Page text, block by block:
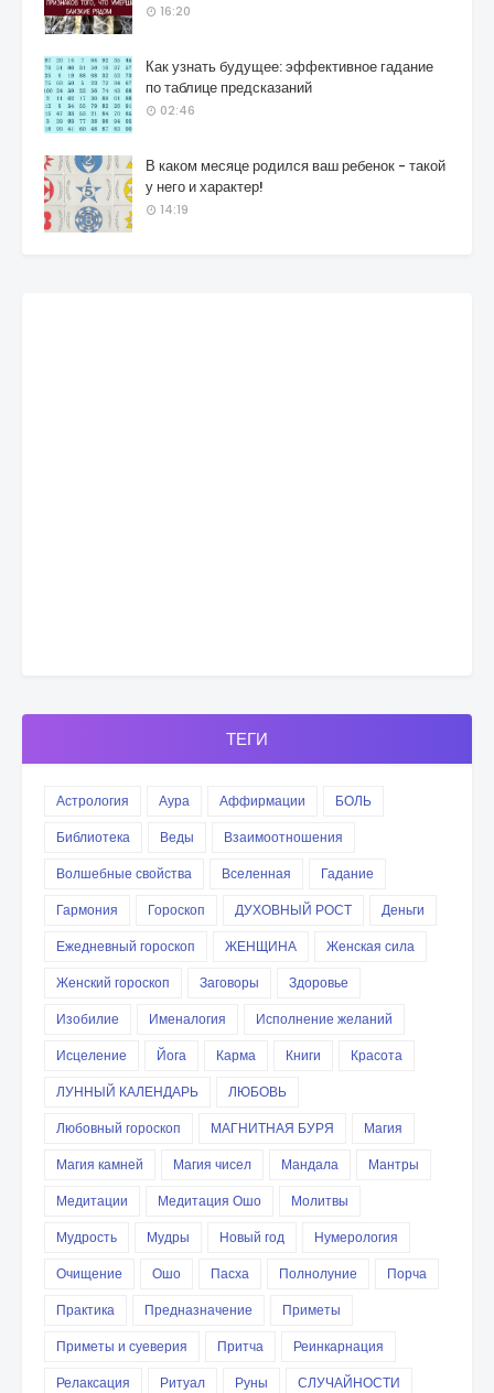
16:20
Как узнать будущее: эффективное гадание
по таблице предсказаний
02:46
В каком месяце родился ваш ребенок - такой
у него и характер!
14:19
ТЕГИ
Астрология Аура Аффирмации
БОЛЬ
Библиотека
Веды
Взаимоотношения
Волшебные свойства
Вселенная
Гадание
Гармония
Гороскоп ДУХОВНЫЙ РОСТ
Деньги
Ежедневный гороскоп
ЖЕНЩИНА
Женская сила
Женский гороскоп
Заговоры
Здоровье
Изобилие
Именалогия
Исполнение желаний
Исцеление
Йога Карма Книги
Красота
ЛУННЫЙ КАЛЕНДАРЬ
ЛЮБОВЬ
Любовный гороскоп
МАГНИТНАЯ БУРЯ
Магия
Магия камней
Магия чисел Мандала
Мантры
Медитации
Медитация Ошо
Молитвы
Мудрость
Мудры Новый год
Нумерология
Очищение
Ошо Пасха Полнолуние
Порча
Практика
Предназначение
Приметы
Приметы и суеверия
Притча
Реинкарнация
Релаксация
Ритуал Руны
СЛУЧАЙНОСТИ